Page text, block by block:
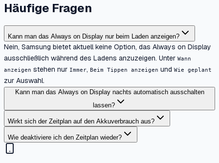
Häufige Fragen
Kann man das Always on Display nur beim Laden anzeigen?
Nein, Samsung bietet aktuell keine Option, das Always on Display
ausschließlich während des Ladens anzuzeigen. Unter Wann
anzeigen stehen nur Immer, Beim Tippen anzeigen und Wie geplant
zur Auswahl.
Kann man das Always on Display nachts automatisch ausschalten
lassen?
Wirkt sich der Zeitplan auf den Akkuverbrauch aus?
Wie deaktiviere ich den Zeitplan wieder?